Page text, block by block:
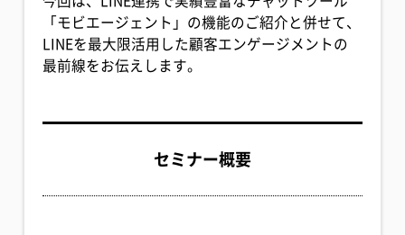
「モビエージェント」の機能のご紹介と併せて、
LINEを最大限活用した顧客エンゲージメントの
最前線をお伝えします。
セミナー概要